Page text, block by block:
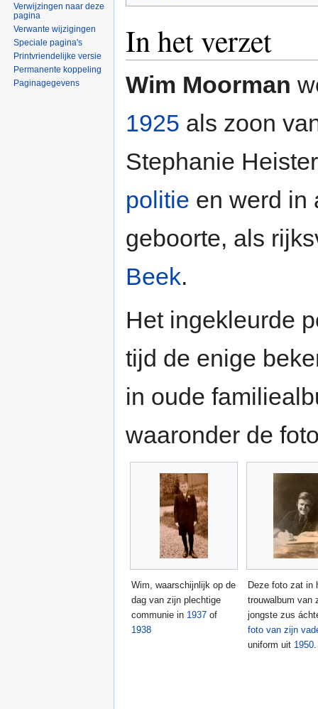
In het verzet
Wim Moorman
1925 als zoon
Stephanie
politie en werd in
geboorte, als
Beek.
Het ingekleurde
tijd de enige
in oude
waaronder de
Wim, waarschijnlijk op de
dag van zijn plechtige
communie in 1937 of
1938
Deze foto zat in
trouwalbum van
jongste zus
foto van zijn
uniform uit 1950
Verwijzingen naar deze
pagina
Verwante wijzigingen
Speciale pagina's
Printvriendelijke versie
Permanente koppeling
Paginagegevens